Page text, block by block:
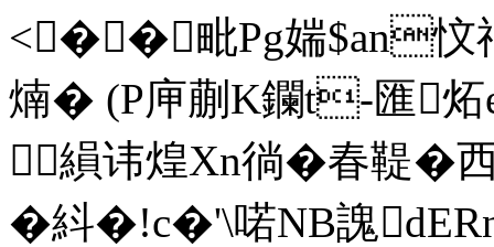
<��毗Pg媏$an忟
煵� (P庘蒯K鑭t-匯炻
縜讳 煌Xn徜�春鞮
�紏�!c�'\喏NB謉